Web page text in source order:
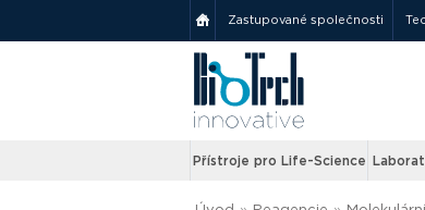
Zastupované společnosti
Přístroje pro Life-Science